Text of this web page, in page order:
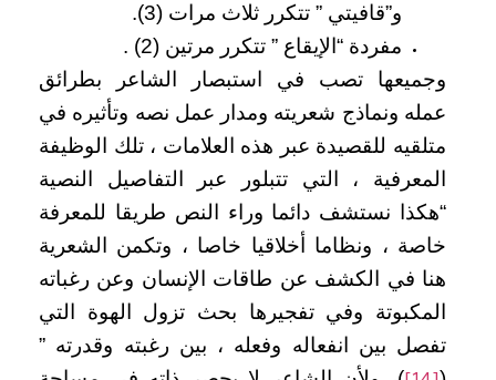
و”قافيتي ” تتكرر ثلاث مرات (3).
مفردة “الإيقاع ” تتكرر مرتين (2) .
وجميعها تصب في استبصار الشاعر بطرائق
عمله ونماذج شعريته ومدار عمل نصه وتأثيره في
متلقيه للقصيدة عبر هذه العلامات ، تلك الوظيفة
المعرفية ، التي تتبلور عبر التفاصيل النصية
“هكذا نستشف دائما وراء النص طريقا للمعرفة
خاصة ، ونظاما أخلاقيا خاصا ، وتكمن الشعرية
هنا في الكشف عن طاقات الإنسان وعن رغباته
المكبوتة وفي تفجيرها بحث تزول الهوة التي
تفصل بين انفعاله وفعله ، بين رغبته وقدرته ”